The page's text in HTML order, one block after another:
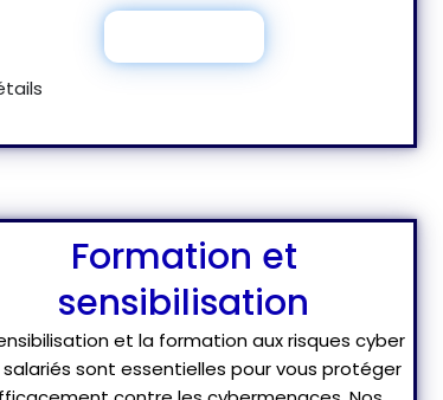
Formation et
sensibilisation
et la formation aux risques cyber
sont essentielles pour vous protéger